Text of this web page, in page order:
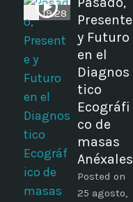
19:28
Presente
y Futuro
en el
Diagnos
tico
Ecográfi
co de
masas
Anéxales
Posted on
25 agosto,